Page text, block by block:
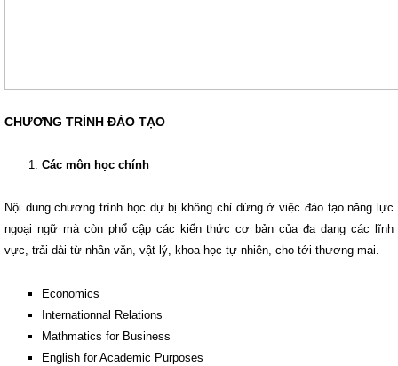
CHƯƠNG TRÌNH ĐÀO TẠO
Các môn học chính
Nội dung chương trình học dự bị không chỉ dừng ở việc đào tạo năng lực
ngoại ngữ mà còn phổ cập các kiến thức cơ bản của đa dạng các lĩnh
vực, trải dài từ nhân văn, vật lý, khoa học tự nhiên, cho tới thương mại.
Economics
Internationnal Relations
Mathmatics for Business
English for Academic Purposes